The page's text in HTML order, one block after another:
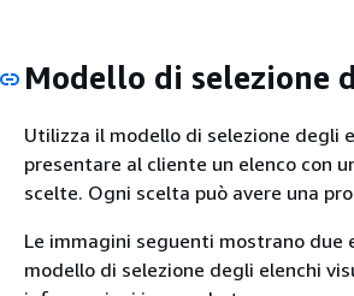
Modello di selezione
Utilizza il modello di selezione degli
presentare al cliente un elenco con
scelte. Ogni scelta può avere una
Le immagini seguenti mostrano due
modello di selezione degli elenchi